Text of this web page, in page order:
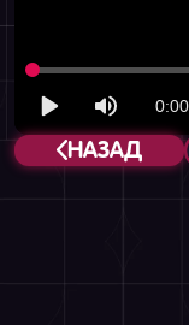
НАЗАД